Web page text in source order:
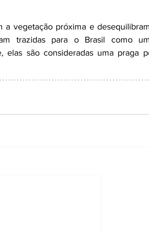
vegetação próxima e
trazidas para o Brasil como
elas são consideradas uma praga